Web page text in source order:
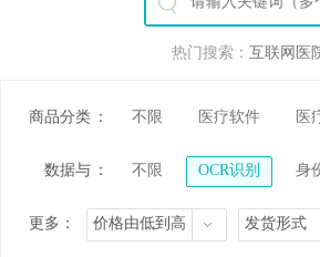
热门搜索： 互联网医
商品分类 ： 不限 医疗软件 医
数据与 ： 不限 OCR识别 身
更多： 价格由低到高 发货形式